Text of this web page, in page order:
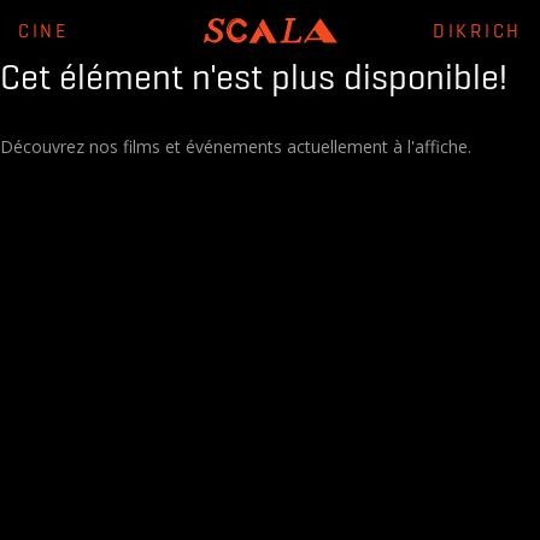
CINE DIKRICH
Cet élément n'est plus disponible!
Découvrez nos films et événements actuellement à l'affiche.